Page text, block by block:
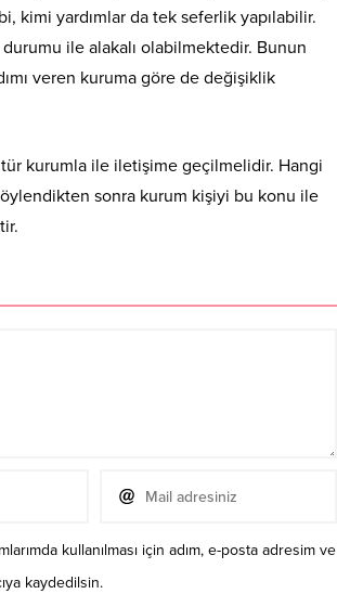
kimi yardımlar da tek seferlik yapılabilir.
ile alakalı olabilmektedir. Bunun
veren kuruma göre de değişiklik
kurumla ile iletişime geçilmelidir. Hangi
söylendikten sonra kurum kişiyi bu konu ile
kullanılması için adım, e-posta adresim ve
kaydedilsin.